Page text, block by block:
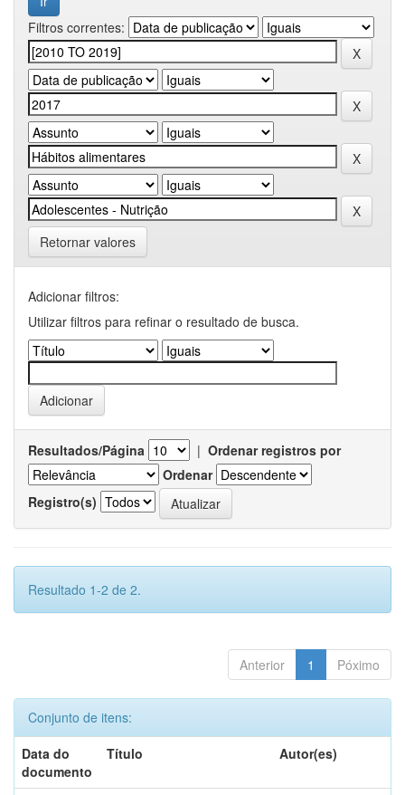
Filtros correntes:
Retornar valores
Adicionar filtros:
Utilizar filtros para refinar o resultado de busca.
Resultados/Página | Ordenar registros por
Ordenar
Registro(s)
Resultado 1-2 de 2.
Anterior 1 Póximo
Conjunto de itens:
Data do
documento
Título Autor(es)